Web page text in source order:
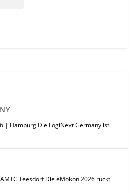
| Hamburg Die LogiNext Germany ist
Teesdorf Die eMokon 2026 rückt